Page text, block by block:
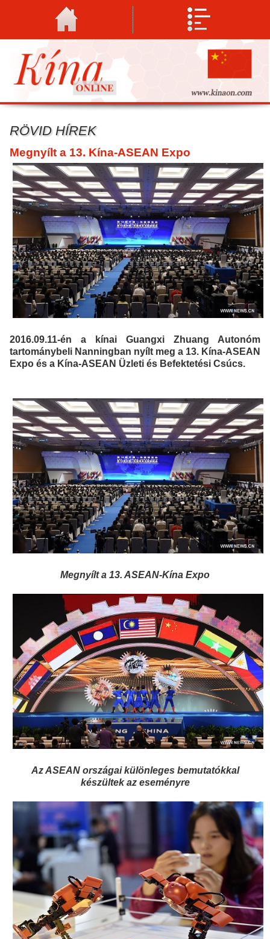
RÖVID HÍREK
Megnyílt a 13. Kína-ASEAN Expo
2016.09.11-én a kínai Guangxi Zhuang Autonóm
tartománybeli Nanningban nyílt meg a 13. Kína-ASEAN
Expo és a Kína-ASEAN Üzleti és Befektetési Csúcs.
Megnyílt a 13. ASEAN-Kína Expo
Az ASEAN országai különleges bemutatókkal
készültek az eseményre